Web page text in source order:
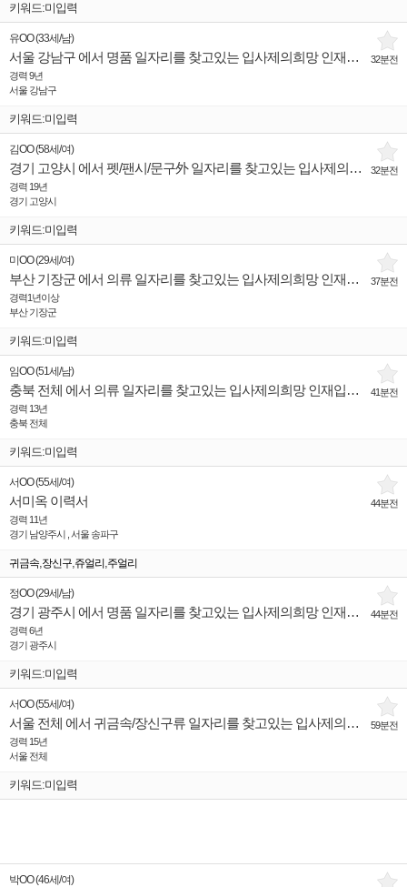
키워드:미입력
32분전
유OO(33세 /남)
서울 강남구 에서 명품 일자리를 찾고있는 입사제의희망 인재입니다.
경력 9년
서울 강남구
키워드:미입력
32분전
김OO(58세 /여)
경기 고양시 에서 펫/팬시/문구外 일자리를 찾고있는 입사제의희망 인재입니다.
경력 19년
경기 고양시
키워드:미입력
37분전
미OO(29세 /여)
부산 기장군 에서 의류 일자리를 찾고있는 입사제의희망 인재입니다.
경력1년이상
부산 기장군
키워드:미입력
41분전
임OO(51세 /남)
충북 전체 에서 의류 일자리를 찾고있는 입사제의희망 인재입니다.
경력 13년
충북 전체
키워드:미입력
44분전
서OO(55세 /여)
서미옥 이력서
경력 11년
경기 남양주시 , 서울 송파구
귀금속,장신구,쥬얼리 ,주얼리
44분전
정OO(29세 /남)
경기 광주시 에서 명품 일자리를 찾고있는 입사제의희망 인재입니다.
경력 6년
경기 광주시
키워드:미입력
59분전
서OO(55세 /여)
서울 전체 에서 귀금속/장신구류 일자리를 찾고있는 입사제의희망 인재입니다.
경력 15년
서울 전체
키워드:미입력
박OO(46세 /여)